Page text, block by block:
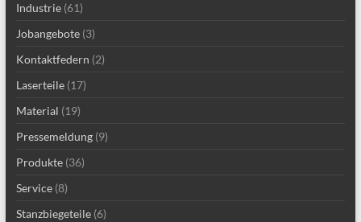
Industrie(61)
Jobangebote(3)
Kontaktfedern (2)
Laserteile(17)
Material (19)
Pressemeldung(9)
Produkte(36)
Service(8)
Stanzbiegeteile(6)